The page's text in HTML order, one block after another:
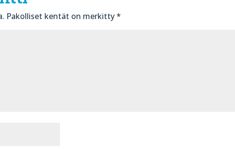
Pakolliset kentät on merkitty*